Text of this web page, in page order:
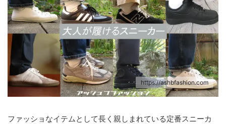
https://ashbfashion.com
ファッショなイテムとして長く親しまれている定番スニーカ